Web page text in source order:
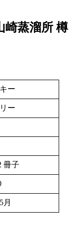
崎蒸溜所 樽
ー
ー
冊子
月